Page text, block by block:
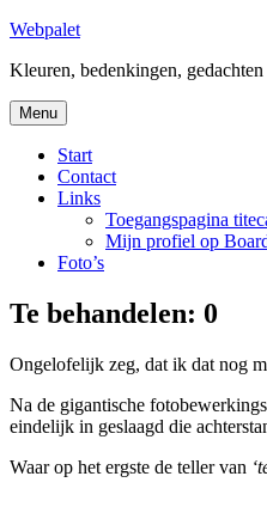
Skip
content
Webpalet
Kleuren, bedenkingen,
Menu
Start
Contact
Links
Toegangspagina
Mijn profiel op
Foto’s
Te behandelen: 0
Ongelofelijk zeg, dat ik dat nog
Na de gigantische
eindelijk in geslaagd die
Waar op het ergste de teller van